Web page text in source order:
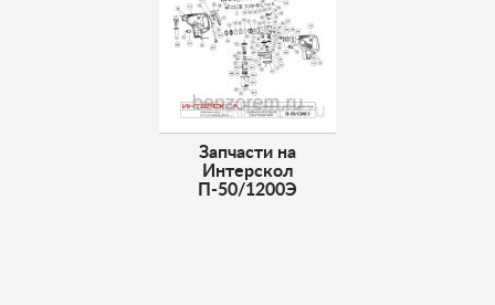
Запчасти на
Интерскол
П-50/1200Э